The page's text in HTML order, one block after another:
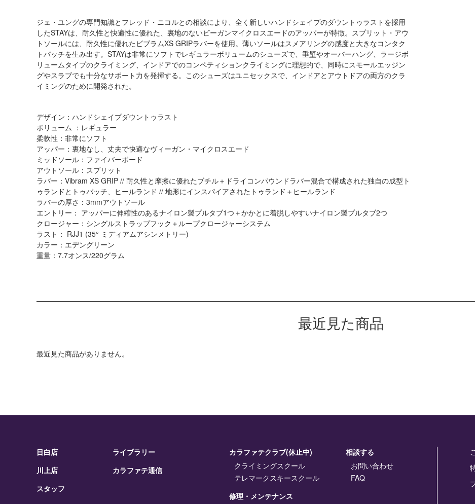
ジェ・ユングの専門知識とフレッド・ニコルとの相談により、全く新しいハンドシェイプのダウントゥラストを採用
したSTAYは、耐久性と快適性に優れた、裏地のないビーガンマイクロスエードのアッパーが特徴。スプリット・アウ
トソールには、耐久性に優れたビブラムXS GRIPラバーを使用。薄いソールはスメアリングの感度と大きなコンタク
トパッチを生み出す。STAYは非常にソフトでレギュラーボリュームのシューズで、垂壁やオーバーハング、ラージボ
リュームタイプのクライミング、インドアでのコンペティションクライミングに理想的で、同時にスモールエッジン
グやスラブでも十分なサポート力を発揮する。このシューズはユニセックスで、インドアとアウトドアの両方のクラ
イミングのために開発された。
デザイン：ハンドシェイプダウントゥラスト
ボリューム ：レギュラー
柔軟性：非常にソフト
アッパー：裏地なし、丈夫で快適なヴィーガン・マイクロスエード
ミッドソール：ファイバーボード
アウトソール：スプリット
ラバー：Vibram XS GRIP // 耐久性と摩擦に優れたブチル＋ドライコンパウンドラバー混合で構成された独自の成型ト
ゥランドとトゥパッチ、ヒールランド // 地形にインスパイアされたトゥランド＋ヒールランド
ラバーの厚さ：3mmアウトソール
エントリー： アッパーに伸縮性のあるナイロン製プルタブ1つ＋かかとに着脱しやすいナイロン製プルタブ2つ
クロージャー：シングルストラップフック＋ループクロージャーシステム
ラスト： RJJ1 (35° ミディアムアシンメトリー)
カラー：エデングリーン
重量：7.7オンス/220グラム
最近見た商品
最近見た商品がありません。
目白店
川上店
スタッフ
ライブラリー
カラファテ通信
カラファテクラブ(休止中)
クライミングスクール
テレマークスキースクール
修理・メンテナンス
相談する
お問い合わせ
FAQ